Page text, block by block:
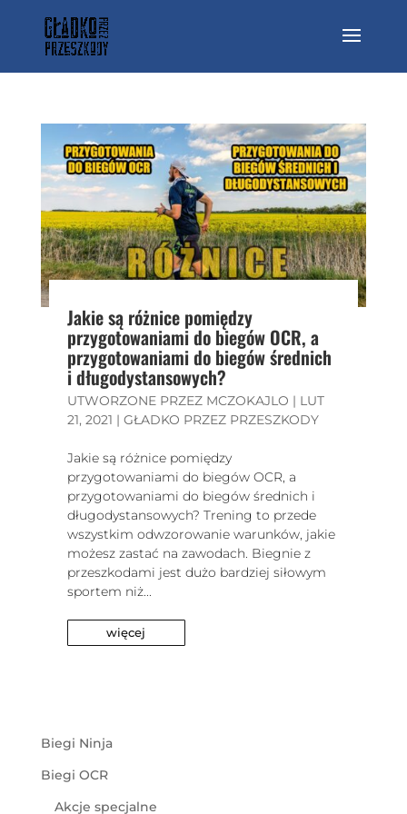
Jakie są różnice pomiędzy
przygotowaniami do biegów OCR, a
przygotowaniami do biegów średnich
i długodystansowych?
UTWORZONE PRZEZ MCZOKAJLO | LUT
21, 2021 | GŁADKO PRZEZ PRZESZKODY
Jakie są różnice pomiędzy
przygotowaniami do biegów OCR, a
przygotowaniami do biegów średnich i
długodystansowych? Trening to przede
wszystkim odwzorowanie warunków, jakie
możesz zastać na zawodach. Biegnie z
przeszkodami jest dużo bardziej siłowym
sportem niż...
więcej
Biegi Ninja
Biegi OCR
Akcje specjalne